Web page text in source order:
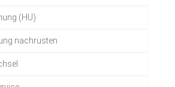
(HU)
nachrüsten